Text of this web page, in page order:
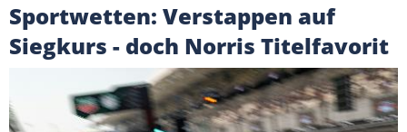
Sportwetten: Verstappen auf
Siegkurs - doch Norris Titelfavorit